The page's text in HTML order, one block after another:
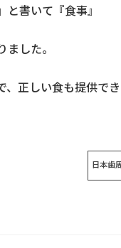
と書いて『食事』
した。
、正しい食も提供で
日本歯